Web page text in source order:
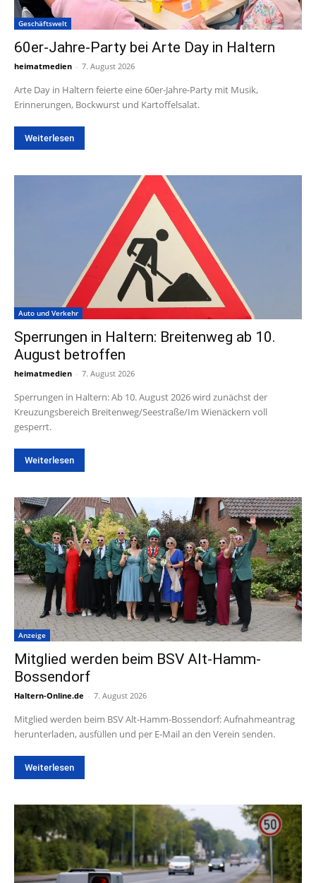
Geschäftswelt
60er-Jahre-Party bei Arte Day in Haltern
heimatmedien - 7. August 2026
Arte Day in Haltern feierte eine 60er-Jahre-Party mit Musik,
Erinnerungen, Bockwurst und Kartoffelsalat.
Weiterlesen
Auto und Verkehr
Sperrungen in Haltern: Breitenweg ab 10.
August betroffen
heimatmedien - 7. August 2026
Sperrungen in Haltern: Ab 10. August 2026 wird zunächst der
Kreuzungsbereich Breitenweg/Seestraße/Im Wienäckern voll
gesperrt.
Weiterlesen
Anzeige
Mitglied werden beim BSV Alt-Hamm-
Bossendorf
Haltern-Online.de - 7. August 2026
Mitglied werden beim BSV Alt-Hamm-Bossendorf: Aufnahmeantrag
herunterladen, ausfüllen und per E-Mail an den Verein senden.
Weiterlesen